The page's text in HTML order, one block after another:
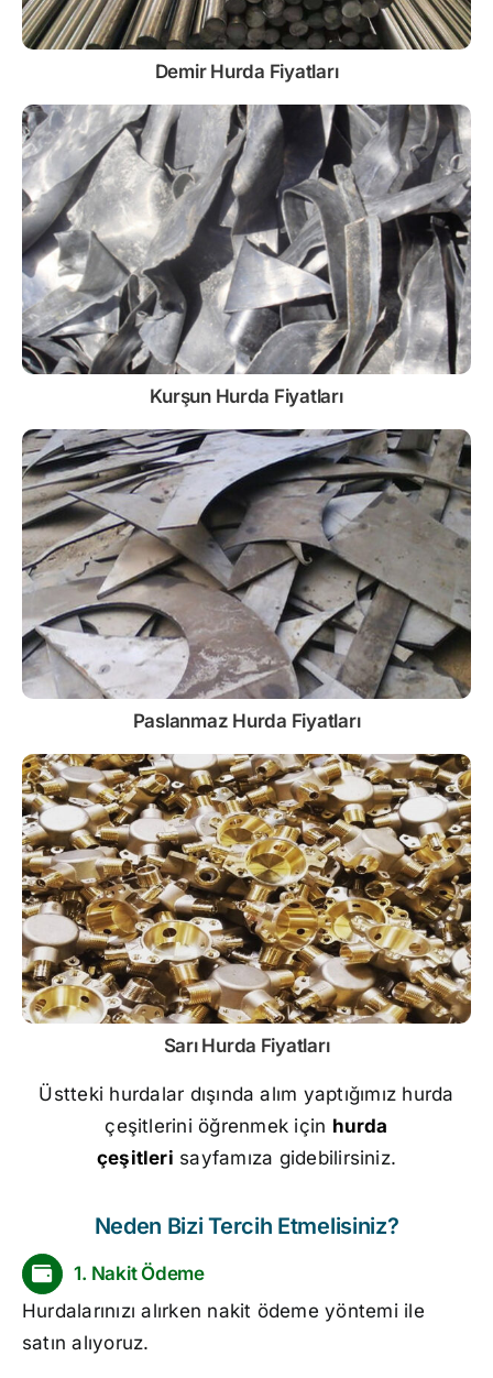
Demir Hurda Fiyatları
Kurşun Hurda Fiyatları
Paslanmaz Hurda Fiyatları
Sarı Hurda Fiyatları
Üstteki hurdalar dışında alım yaptığımız hurda
çeşitlerini öğrenmek için hurda
çeşitleri sayfamıza gidebilirsiniz.
Neden Bizi Tercih Etmelisiniz?
1. Nakit Ödeme
Hurdalarınızı alırken nakit ödeme yöntemi ile
satın alıyoruz.